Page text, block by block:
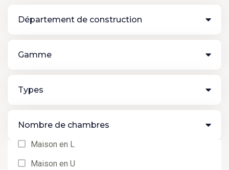
Département de construction
Gamme
Types
Nombre de chambres
Maison en L
Maison en U